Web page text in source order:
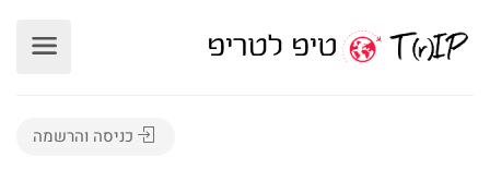
כניסה והרשמה